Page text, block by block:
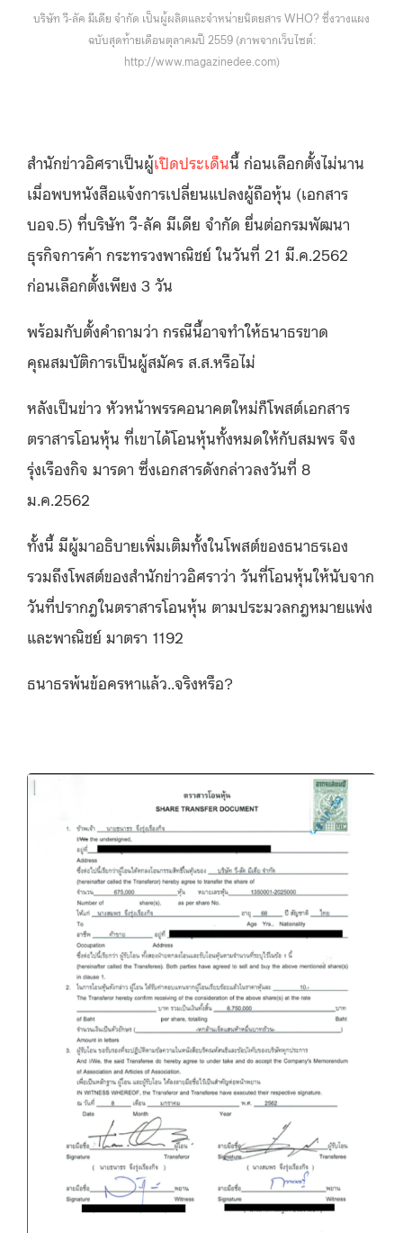
บริษัท วี-ลัค มีเดีย จำกัด เป็นผู้ผลิตและจำหน่ายนิตยสาร WHO? ซึ่งวางแผง
ฉบับสุดท้ายเดือนตุลาคมปี 2559 (ภาพจากเว็บไซต์:
http://www.magazinedee.com)
สำนักข่าวอิศราเป็นผู้เปิดประเด็นนี้ ก่อนเลือกตั้งไม่นาน
เมื่อพบหนังสือแจ้งการเปลี่ยนแปลงผู้ถือหุ้น (เอกสาร
บอจ.5) ที่บริษัท วี-ลัค มีเดีย จำกัด ยื่นต่อกรมพัฒนา
ธุรกิจการค้า กระทรวงพาณิชย์ ในวันที่ 21 มี.ค.2562
ก่อนเลือกตั้งเพียง 3 วัน
พร้อมกับตั้งคำถามว่า กรณีนี้อาจทำให้ธนาธรขาด
คุณสมบัติการเป็นผู้สมัคร ส.ส.หรือไม่
หลังเป็นข่าว หัวหน้าพรรคอนาคตใหม่ก็โพสต์เอกสาร
ตราสารโอนหุ้น ที่เขาได้โอนหุ้นทั้งหมดให้กับสมพร จึง
รุ่งเรืองกิจ มารดา ซึ่งเอกสารดังกล่าวลงวันที่ 8
ม.ค.2562
ทั้งนี้ มีผู้มาอธิบายเพิ่มเติมทั้งในโพสต์ของธนาธรเอง
รวมถึงโพสต์ของสำนักข่าวอิศราว่า วันที่โอนหุ้นให้นับจาก
วันที่ปรากฎในตราสารโอนหุ้น ตามประมวลกฎหมายแพ่ง
และพาณิชย์ มาตรา 1192
ธนาธรพ้นข้อครหาแล้ว..จริงหรือ?